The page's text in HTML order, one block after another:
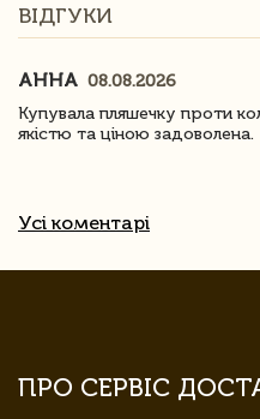
ВІДГУКИ
АННА 08.08.2026
Купувала пляшечку проти
якістю та ціною задоволена.
Усі коментарі
ПРО СЕРВІС